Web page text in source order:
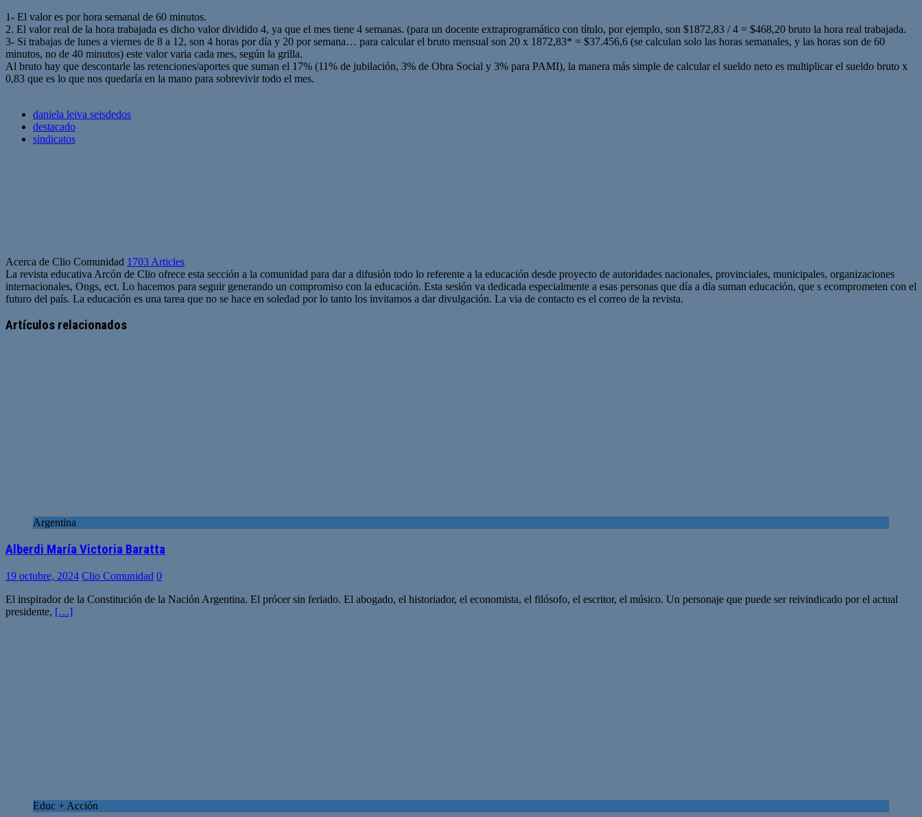
1- El valor es por hora semanal de 60 minutos.
2. El valor real de la hora trabajada es dicho valor dividido 4, ya que el mes tiene 4 semanas. (para un docente extraprogramático con título, por ejemplo, son $1872,83 / 4 = $468,20 bruto la hora real trabajada.
3- Si trabajas de lunes a viernes de 8 a 12, son 4 horas por día y 20 por semana… para calcular el bruto mensual son 20 x 1872,83* = $37.456,6 (se calculan solo las horas semanales, y las horas son de 60
minutos, no de 40 minutos) este valor varia cada mes, según la grilla.
Al bruto hay que descontarle las retenciones/aportes que suman el 17% (11% de jubilación, 3% de Obra Social y 3% para PAMI), la manera más simple de calcular el sueldo neto es multiplicar el sueldo bruto x
0,83 que es lo que nos quedaría en la mano para sobrevivir todo el mes.
daniela leiva seisdedos
destacado
sindicatos
Acerca de Clio Comunidad 1703 Articles
La revista educativa Arcón de Clio ofrece esta sección a la comunidad para dar a difusión todo lo referente a la educación desde proyecto de autoridades nacionales, provinciales, municipales, organizaciones
internacionales, Ongs, ect. Lo hacemos para seguir generando un compromiso con la educación. Esta sesión va dedicada especialmente a esas personas que día a día suman educación, que s ecomprometen con el
futuro del país. La educación es una tarea que no se hace en soledad por lo tanto los invitamos a dar divulgación. La via de contacto es el correo de la revista.
web
Artículos relacionados
Argentina
Alberdi María Victoria Baratta
19 octubre, 2024 Clio Comunidad 0
El inspirador de la Constitución de la Nación Argentina. El prócer sin feriado. El abogado, el historiador, el economista, el filósofo, el escritor, el músico. Un personaje que puede ser reivindicado por el actual
presidente, […]
Educ + Acción